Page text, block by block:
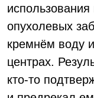
опухолевых
кремнём воду
центрах.
кто-то